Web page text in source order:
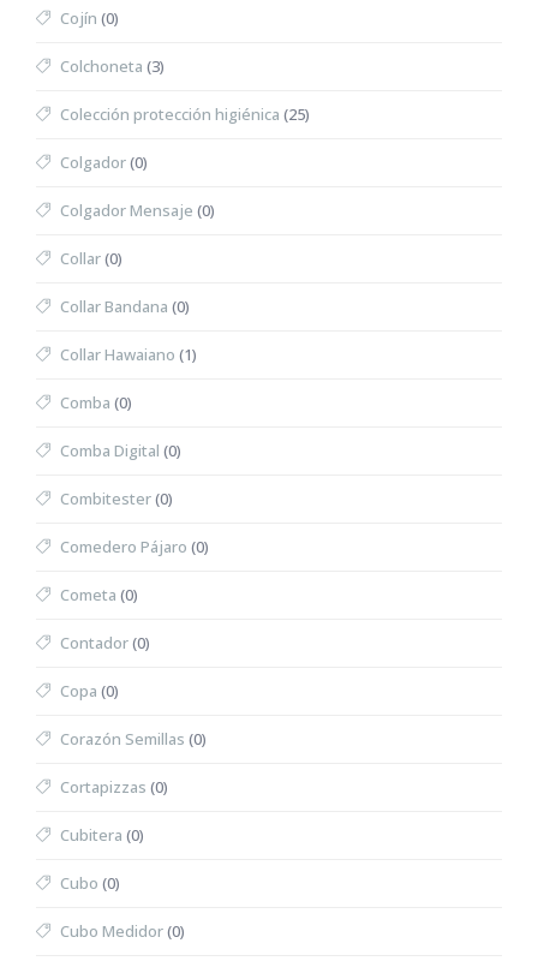
Cojín (0)
Colchoneta (3)
Colección protección higiénica (25)
Colgador(0)
Colgador Mensaje (0)
Collar(0)
Collar Bandana (0)
Collar Hawaiano (1)
Comba (0)
Comba Digital (0)
Combitester(0)
Comedero Pájaro (0)
Cometa (0)
Contador(0)
Copa (0)
Corazón Semillas (0)
Cortapizzas (0)
Cubitera (0)
Cubo (0)
Cubo Medidor(0)